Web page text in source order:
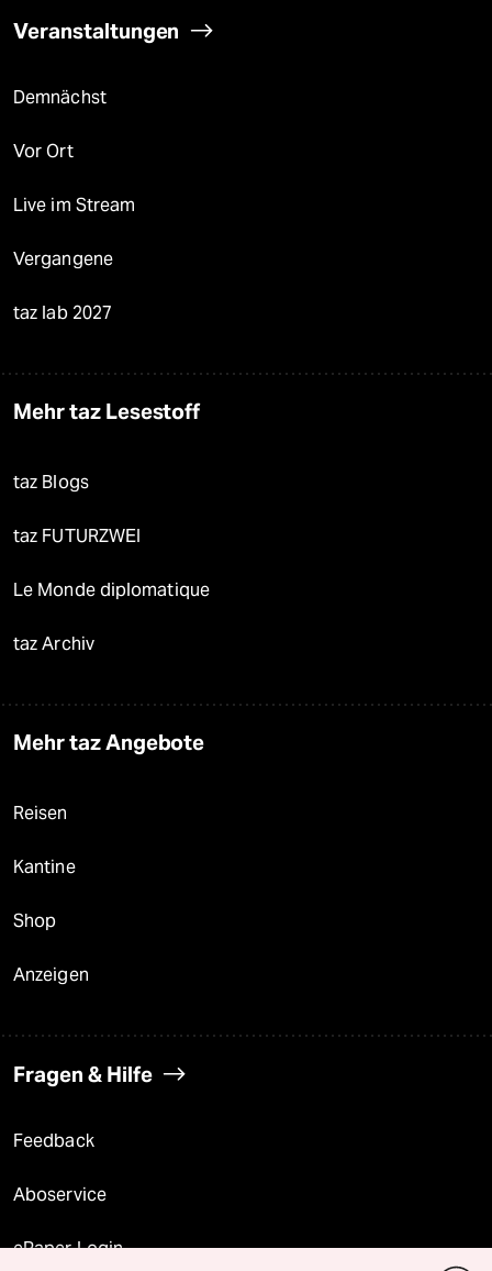
Veranstaltungen
Demnächst
Vor Ort
Live im Stream
Vergangene
taz lab 2027
Mehr taz Lesestoff
taz Blogs
taz FUTURZWEI
Le Monde diplomatique
taz Archiv
Mehr taz Angebote
Reisen
Kantine
Shop
Anzeigen
Fragen & Hilfe
Feedback
Aboservice
ePaper Login